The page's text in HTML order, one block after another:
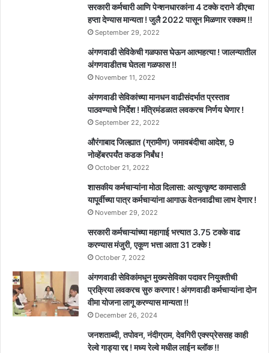
सरकारी कर्मचारी आणि पेन्शनधारकांना 4 टक्के दराने डीएचा
हप्ता देण्यास मान्यता ! जुलै 2022 पासून मिळणार रक्कम !!
September 29, 2022
अंगणवाडी सेविकेची गळफास घेऊन आत्महत्या ! जालन्यातील
अंगणवाडीतच घेतला गळफास !!
November 11, 2022
अंगणवाडी सेविकांच्या मानधन वाढीसंदर्भात प्रस्ताव
पाठवण्याचे निर्देश ! मंत्रिमंडळात लवकरच निर्णय घेणार !
September 22, 2022
औरंगाबाद जिल्ह्यात (ग्रामीण) जमावबंदीचा आदेश, 9
नोव्हेंबरपर्यंत कडक निर्बंध !
October 21, 2022
शासकीय कर्मचाऱ्यांना मोठा दिलासा: अत्युत्कृष्ट कामासाठी
यापूर्वीच्या पात्र कर्मचाऱ्यांना आगाऊ वेतनवाढीचा लाभ देणार !
November 29, 2022
सरकारी कर्मचाऱ्यांच्या महागाई भत्त्यात 3.75 टक्के वाढ
करण्यास मंजुरी, एकूण भत्ता आता 31 टक्के !
October 7, 2022
अंगणवाडी सेविकांमधून मुख्यसेविका पदावर नियुक्तीची
प्रक्रिया लवकरच सुरु करणार ! अंगणवाडी कर्मचाऱ्यांना दोन
वीमा योजना लागू करण्यास मान्यता !!
December 26, 2024
जनशताब्दी, तपोवन, नंदीग्राम, देवगिरी एक्स्प्रेससह काही
रेल्वे गाड्या रद्द ! मध्य रेल्वे मधील लाईन ब्लॉक !!